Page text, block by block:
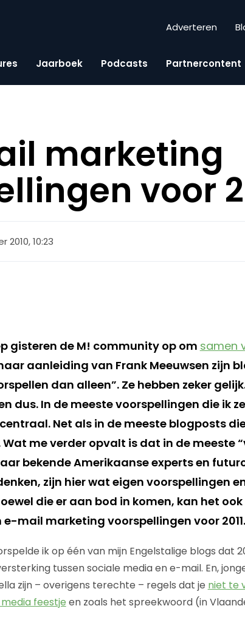
Adverteren
Jaarboek Podcasts Partnercontent
marketing
voor
2010, 10:23
gisteren de M! community op om samen
aanleiding van Frank Meeuwsen zijn
dan alleen”. Ze hebben zeker
dus. In de meeste voorspellingen die ik
Net als in de meeste blogposts
me verder opvalt is dat in de meeste
bekende Amerikaanse experts en
zijn hier wat eigen voorspellingen
die er aan bod in komen, kan het
e-mail marketing voorspellingen voor 2011.
ik op één van mijn Engelstalige blogs dat
tussen sociale media en e-mail. En,
zijn – overigens terechte – regels dat je niet te
feestje en zoals het spreekwoord (in